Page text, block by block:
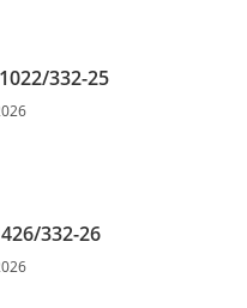
332-25
332-26